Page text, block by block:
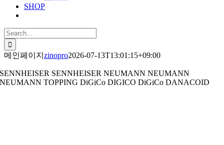
SHOP
Search
for:
메인페이지 zinopro2026-07-13T13:01:15+09:00
SENNHEISER SENNHEISER NEUMANN NEUMANN
NEUMANN TOPPING DiGiCo DIGICO DiGiCo DANACOID